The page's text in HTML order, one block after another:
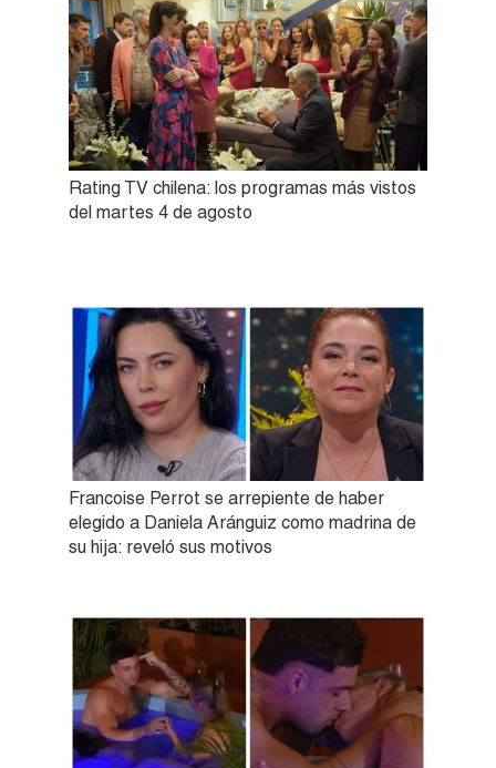
Rating TV chilena: los programas más vistos
del martes 4 de agosto
Francoise Perrot se arrepiente de haber
elegido a Daniela Aránguiz como madrina de
su hija: reveló sus motivos